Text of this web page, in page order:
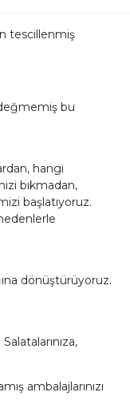
tescillenmiş
bu
hangi
bıkmadan,
başlatıyoruz.
dönüştürüyoruz.
ambalajlarınızı